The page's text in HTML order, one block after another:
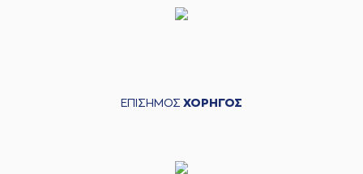
ΕΠΙΣΗΜΟΣ ΧΟΡΗΓΟΣ